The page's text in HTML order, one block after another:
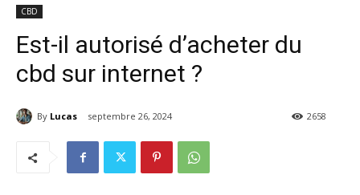
CBD
Est-il autorisé d’acheter du
cbd sur internet ?
By Lucas septembre 26, 2024 2658